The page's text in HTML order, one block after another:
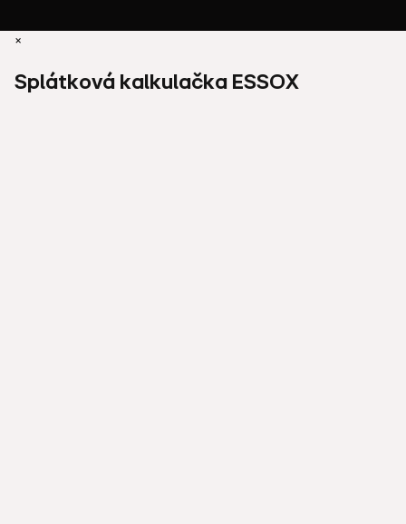
×
Splátková kalkulačka ESSOX